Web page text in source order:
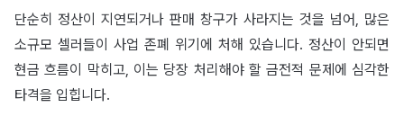
단순히 정산이 지연되거나 판매 창구가 사라지는 것을 넘어, 많은
소규모 셀러들이 사업 존폐 위기에 처해 있습니다. 정산이 안되면
현금 흐름이 막히고, 이는 당장 처리해야 할 금전적 문제에 심각한
타격을 입힙니다.